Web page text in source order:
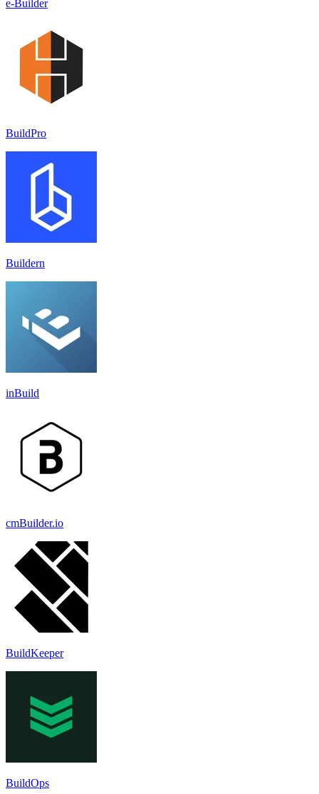
e-Builder
BuildPro
Buildern
inBuild
cmBuilder.io
BuildKeeper
BuildOps